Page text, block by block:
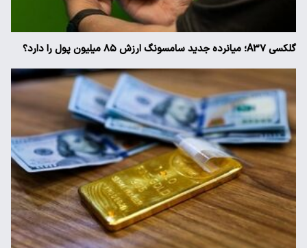
گلکسی A۳۷؛ میانرده جدید سامسونگ ارزش ۸۵ میلیون پول را دارد؟